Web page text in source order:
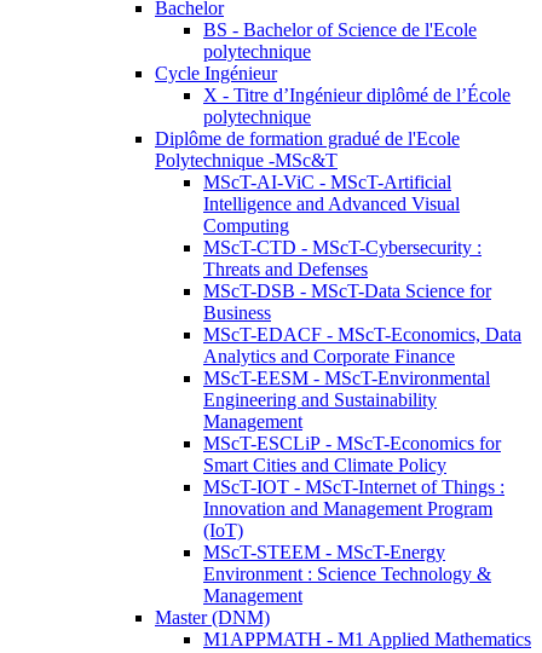
Bachelor
BS - Bachelor of Science de l'Ecole
polytechnique
Cycle Ingénieur
X - Titre d’Ingénieur diplômé de l’École
polytechnique
Diplôme de formation gradué de l'Ecole
Polytechnique -MSc&T
MScT-AI-ViC - MScT-Artificial
Intelligence and Advanced Visual
Computing
MScT-CTD - MScT-Cybersecurity :
Threats and Defenses
MScT-DSB - MScT-Data Science for
Business
MScT-EDACF - MScT-Economics, Data
Analytics and Corporate Finance
MScT-EESM - MScT-Environmental
Engineering and Sustainability
Management
MScT-ESCLiP - MScT-Economics for
Smart Cities and Climate Policy
MScT-IOT - MScT-Internet of Things :
Innovation and Management Program
(IoT)
MScT-STEEM - MScT-Energy
Environment : Science Technology &
Management
Master (DNM)
M1APPMATH - M1 Applied Mathematics